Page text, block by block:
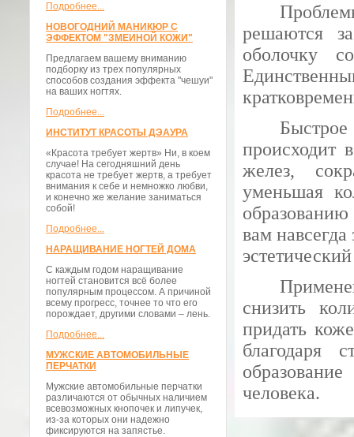
Подробнее...
НОВОГОДНИЙ МАНИКЮР С
ЭФФЕКТОМ "ЗМЕИНОЙ КОЖИ"
Предлагаем вашему вниманию
подборку из трех популярных
способов создания эффекта "чешуи"
на ваших ногтях.
Подробнее...
ИНСТИТУТ КРАСОТЫ ДЭАУРА
«Красота требует жертв» Ни, в коем
случае! На сегодняшний день
красота не требует жертв, а требует
внимания к себе и немножко любви,
и конечно же желание заниматься
собой!
Подробнее...
НАРАЩИВАНИЕ НОГТЕЙ ДОМА
С каждым годом наращивание
ногтей становится всё более
популярным процессом. А причиной
всему прогресс, точнее то что его
порождает, другими словами – лень.
Подробнее...
МУЖСКИЕ АВТОМОБИЛЬНЫЕ
ПЕРЧАТКИ
Мужские автомобильные перчатки
различаются от обычных наличием
всевозможных кнопочек и липучек,
из-за которых они надежно
фиксируются на запястье.
решаются
оболочку
происходит
желез,
уменьшая
вам
снизить
придать
благодаря
человека.